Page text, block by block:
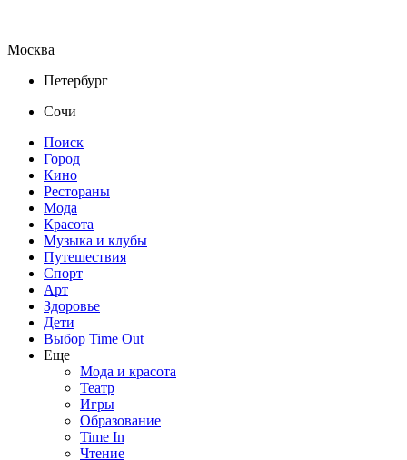
Москва
Петербург
Сочи
Поиск
Город
Кино
Рестораны
Мода
Красота
Музыка и клубы
Путешествия
Спорт
Арт
Здоровье
Дети
Выбор Time Out
Еще
Мода и красота
Театр
Игры
Образование
Time In
Чтение